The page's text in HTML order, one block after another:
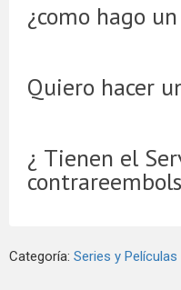
¿como hago
Quiero hacer
¿ Tienen el
Categoría: Series y Películas